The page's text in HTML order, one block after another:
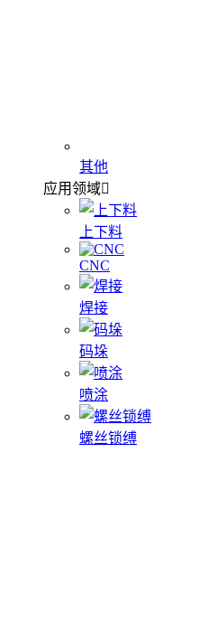
其他
应用领域
上下料
CNC
焊接
码垛
喷涂
螺丝锁缚